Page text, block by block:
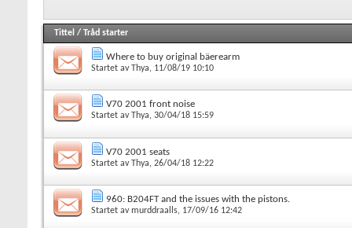
Tittel / Tråd starter
Where to buy original bäerearm
Startet avThya, 11/08/19 10:10
V70 2001 front noise
Startet av Thya, 30/04/18 15:59
V70 2001 seats
Startet avThya, 26/04/18 12:22
960: B204FT and the issues with the pistons.
Startet avmurddraalls, 17/09/16 12:42